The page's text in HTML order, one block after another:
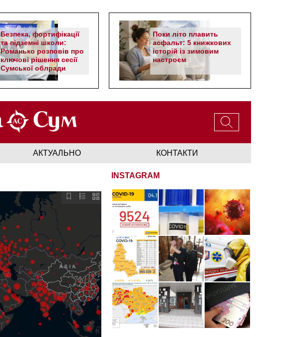
Безпека, фортифікації
та підземні школи:
Романько розповів про
ключові рішення сесії
Сумської облради
Поки літо плавить
асфальт: 5 книжкових
історій із зимовим
настроєм
АКТУАЛЬНО КОНТАКТИ
INSTAGRAM